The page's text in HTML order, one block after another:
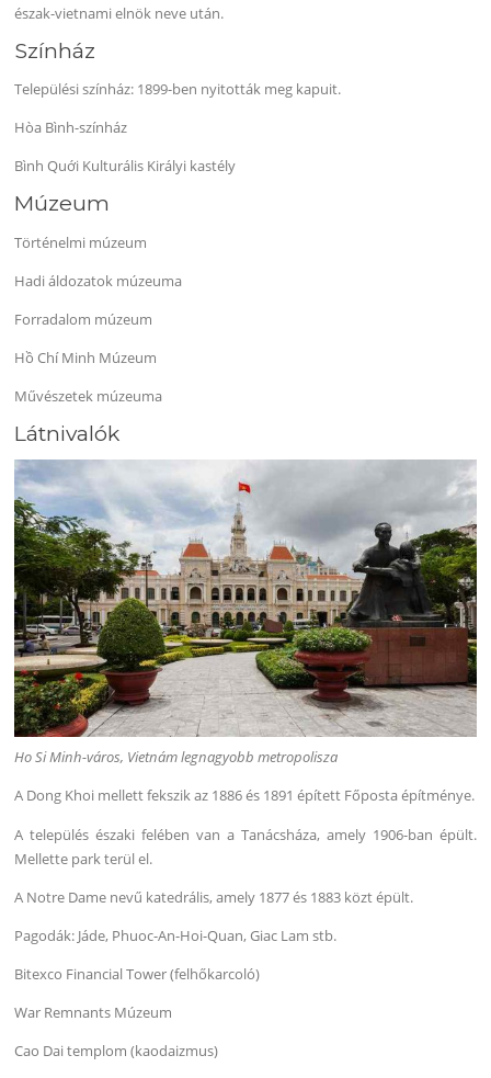
észak-vietnami elnök neve után.
Színház
Települési színház: 1899-ben nyitották meg kapuit.
Hòa Bình-színház
Bình Quới Kulturális Királyi kastély
Múzeum
Történelmi múzeum
Hadi áldozatok múzeuma
Forradalom múzeum
Hồ Chí Minh Múzeum
Művészetek múzeuma
Látnivalók
Ho Si Minh-város, Vietnám legnagyobb metropolisza
A Dong Khoi mellett fekszik az 1886 és 1891 épített Főposta építménye.
A település északi felében van a Tanácsháza, amely 1906-ban épült.
Mellette park terül el.
A Notre Dame nevű katedrális, amely 1877 és 1883 közt épült.
Pagodák: Jáde, Phuoc-An-Hoi-Quan, Giac Lam stb.
Bitexco Financial Tower (felhőkarcoló)
War Remnants Múzeum
Cao Dai templom (kaodaizmus)